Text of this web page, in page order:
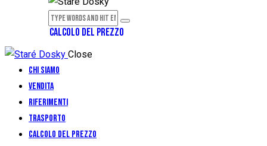
CALCOLO DEL PREZZO
Close
Chi siamo
Vendita
Riferimenti
Trasporto
Calcolo del prezzo